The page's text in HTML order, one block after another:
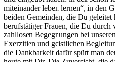
miteinander leben lernen“, in den
beiden Gemeinden, die Du geleitet
berufstätiger Frauen, die Du durch
zahllosen Begegnungen bei
Exerzitien und geistlichen
die Dankbarkeit dafür spürt man